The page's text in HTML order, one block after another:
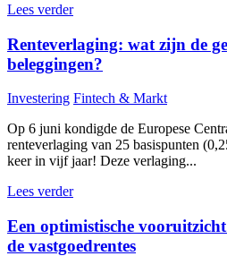
Lees verder
Renteverlaging: wat zijn de
beleggingen?
Investering Fintech & Markt
Op 6 juni kondigde de Europese
renteverlaging van 25 basispunten
keer in vijf jaar! Deze verlaging...
Lees verder
Een optimistische
de vastgoedrentes